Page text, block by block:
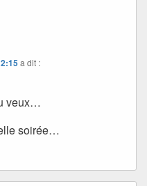
a dit :
veux…
soirée…